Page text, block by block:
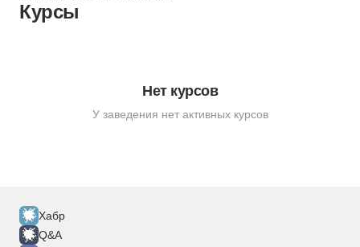
Курсы
Нет курсов
У заведения нет активных курсов
Хабр
Q&A